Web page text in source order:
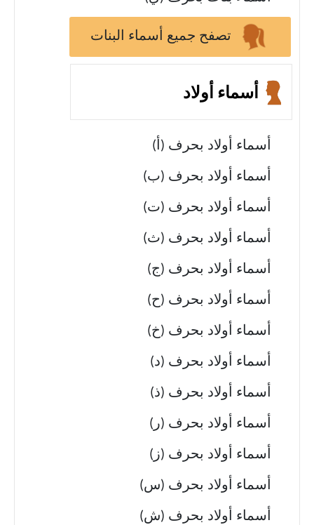
تصفح جميع أسماء البنات
أسماء أولاد
أسماء أولاد بحرف (أ)
أسماء أولاد بحرف (ب)
أسماء أولاد بحرف (ت)
أسماء أولاد بحرف (ث)
أسماء أولاد بحرف (ج)
أسماء أولاد بحرف (ح)
أسماء أولاد بحرف (خ)
أسماء أولاد بحرف (د)
أسماء أولاد بحرف (ذ)
أسماء أولاد بحرف (ر)
أسماء أولاد بحرف (ز)
أسماء أولاد بحرف (س)
أسماء أولاد بحرف (ش)